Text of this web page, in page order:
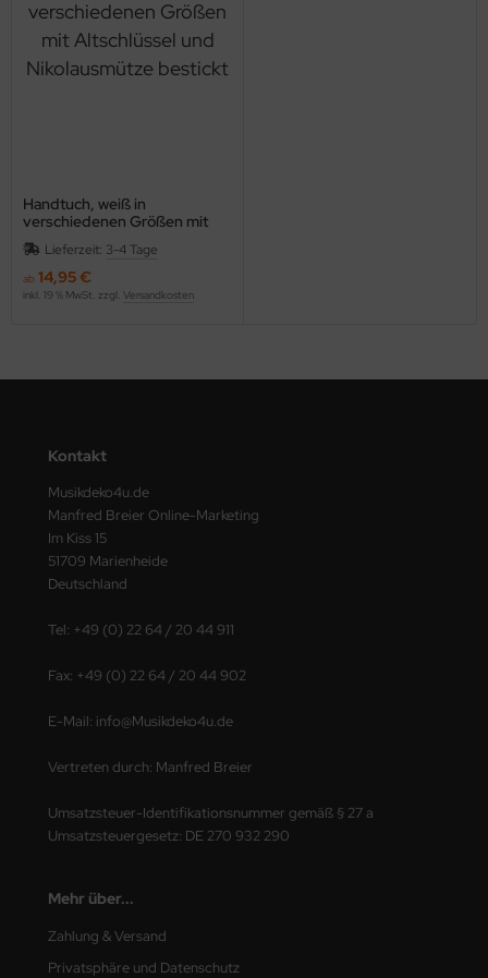
Handtuch, weiß in
verschiedenen Größen mit
Altschlüssel und
Nikolausmütze bestickt
Lieferzeit: 3-4 Tage
ab 14,95 €
inkl. 19 % MwSt. zzgl. Versandkosten
Kontakt
Musikdeko4u.de
Manfred Breier Online-Marketing
Im Kiss 15
51709 Marienheide
Deutschland
Tel: +49 (0) 22 64 / 20 44 911
Fax: +49 (0) 22 64 / 20 44 902
E-Mail: info@Musikdeko4u.de
Vertreten durch: Manfred Breier
Umsatzsteuer-Identifikationsnummer gemäß § 27 a
Umsatzsteuergesetz: DE 270 932 290
Mehr über...
Zahlung & Versand
Privatsphäre und Datenschutz